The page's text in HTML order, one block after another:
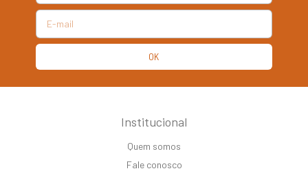
Institucional
Quem somos
Fale conosco